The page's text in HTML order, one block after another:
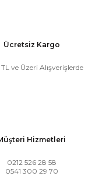
Ücretsiz Kargo
ve Üzeri Alışverişlerde
Hizmetleri
0212 526 28 58
0541 300 29 70